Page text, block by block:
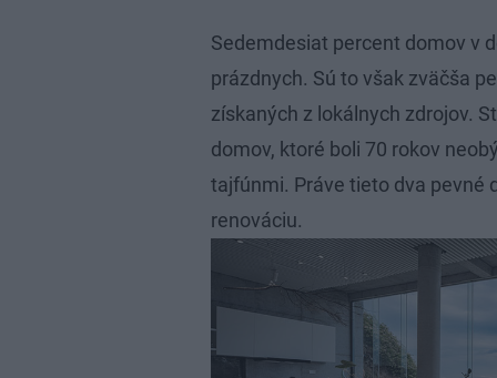
Sedemdesiat percent domov v
prázdnych. Sú to však zväčša
získaných z lokálnych zdrojov.
domov, ktoré boli 70 rokov
tajfúnmi. Práve tieto dva pevné
renováciu.